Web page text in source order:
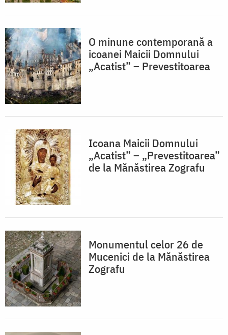
O minune contemporană a
icoanei Maicii Domnului
„Acatist” – Prevestitoarea
Icoana Maicii Domnului
„Acatist” – „Prevestitoarea”
de la Mănăstirea Zografu
Monumentul celor 26 de
Mucenici de la Mănăstirea
Zografu